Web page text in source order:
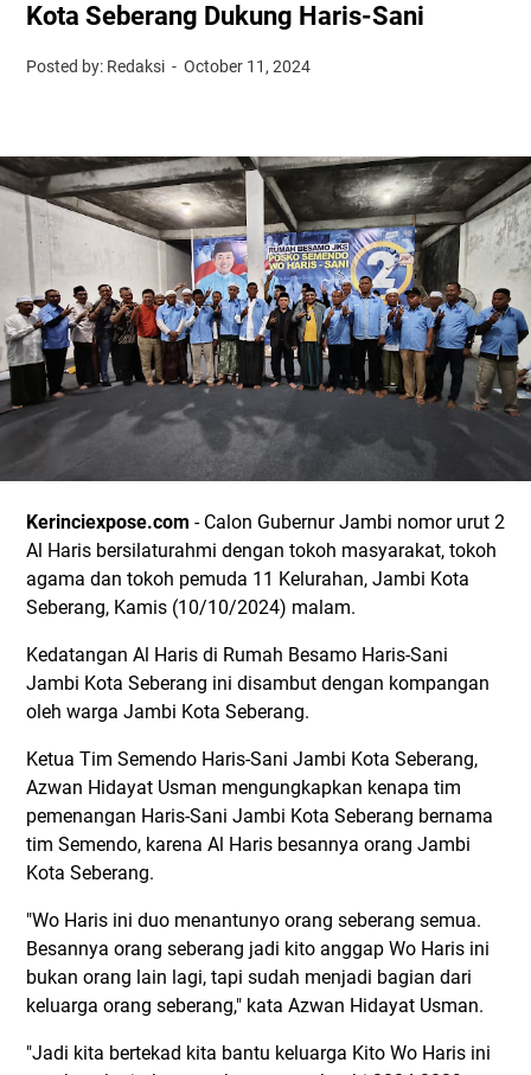
Kota Seberang Dukung Haris-Sani
Posted by: Redaksi October 11, 2024
Kerinciexpose.com - Calon Gubernur Jambi nomor urut 2
Al Haris bersilaturahmi dengan tokoh masyarakat, tokoh
agama dan tokoh pemuda 11 Kelurahan, Jambi Kota
Seberang, Kamis (10/10/2024) malam.
Kedatangan Al Haris di Rumah Besamo Haris-Sani
Jambi Kota Seberang ini disambut dengan kompangan
oleh warga Jambi Kota Seberang.
Ketua Tim Semendo Haris-Sani Jambi Kota Seberang,
Azwan Hidayat Usman mengungkapkan kenapa tim
pemenangan Haris-Sani Jambi Kota Seberang bernama
tim Semendo, karena Al Haris besannya orang Jambi
Kota Seberang.
"Wo Haris ini duo menantunyo orang seberang semua.
Besannya orang seberang jadi kito anggap Wo Haris ini
bukan orang lain lagi, tapi sudah menjadi bagian dari
keluarga orang seberang," kata Azwan Hidayat Usman.
"Jadi kita bertekad kita bantu keluarga Kito Wo Haris ini